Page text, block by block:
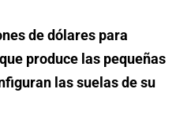
de dólares para
produce las pequeñas
las suelas de su